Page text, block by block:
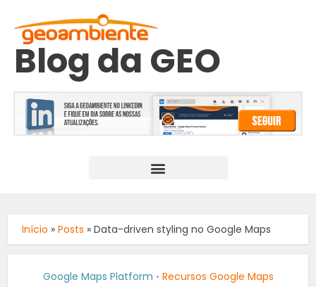
Blog da GEO
Início »Posts »Data-driven styling no Google Maps
Google Maps Platform • Recursos Google Maps